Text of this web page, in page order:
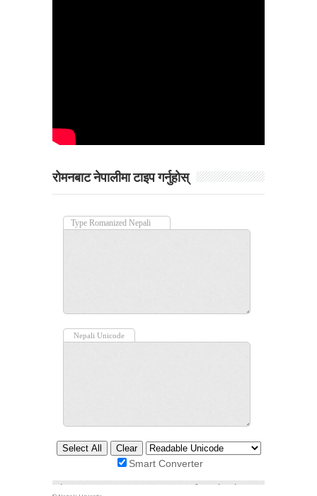
रोमनबाट नेपालीमा टाइप गर्नुहोस्